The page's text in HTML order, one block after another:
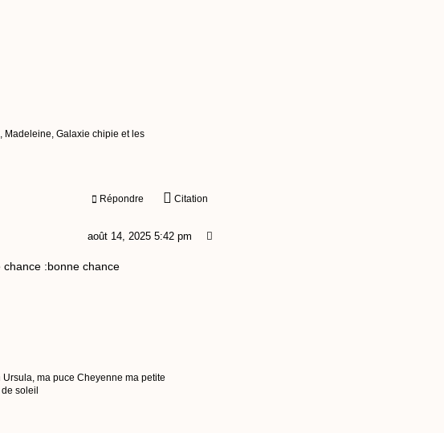
Madeleine, Galaxie chipie et les
Répondre Citation
août 14, 2025 5:42 pm
:bonne chance
ma puce Cheyenne ma petite
soleil